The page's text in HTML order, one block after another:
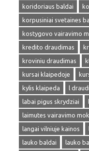
koridoriaus baldai
korpusiniai svetaines
kostygovo vairavimo
kredito draudimas
kroviniu draudimas
kursai klaipedoje
kylis klaipeda
l
labai pigus skrydziai
laimutes vairavimo
langai vilniuje kainos
lauko baldai
lauko